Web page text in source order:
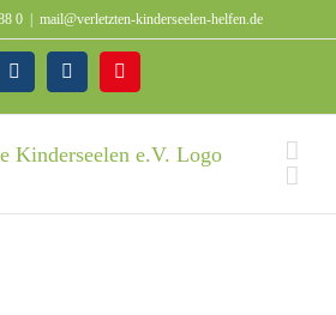
0 mail@verletzten-kinderseelen-helfen.de
FacebookInstagramSpenden